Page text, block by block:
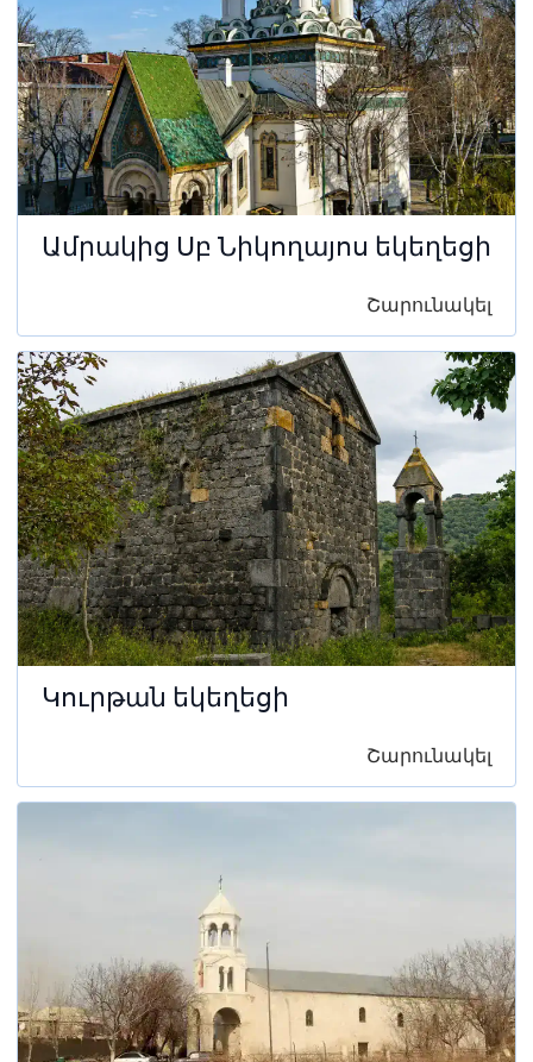
Ամրակից Սբ Նիկողայոս եկեղեցի
Շարունակել
Կուրթան եկեղեցի
Շարունակել